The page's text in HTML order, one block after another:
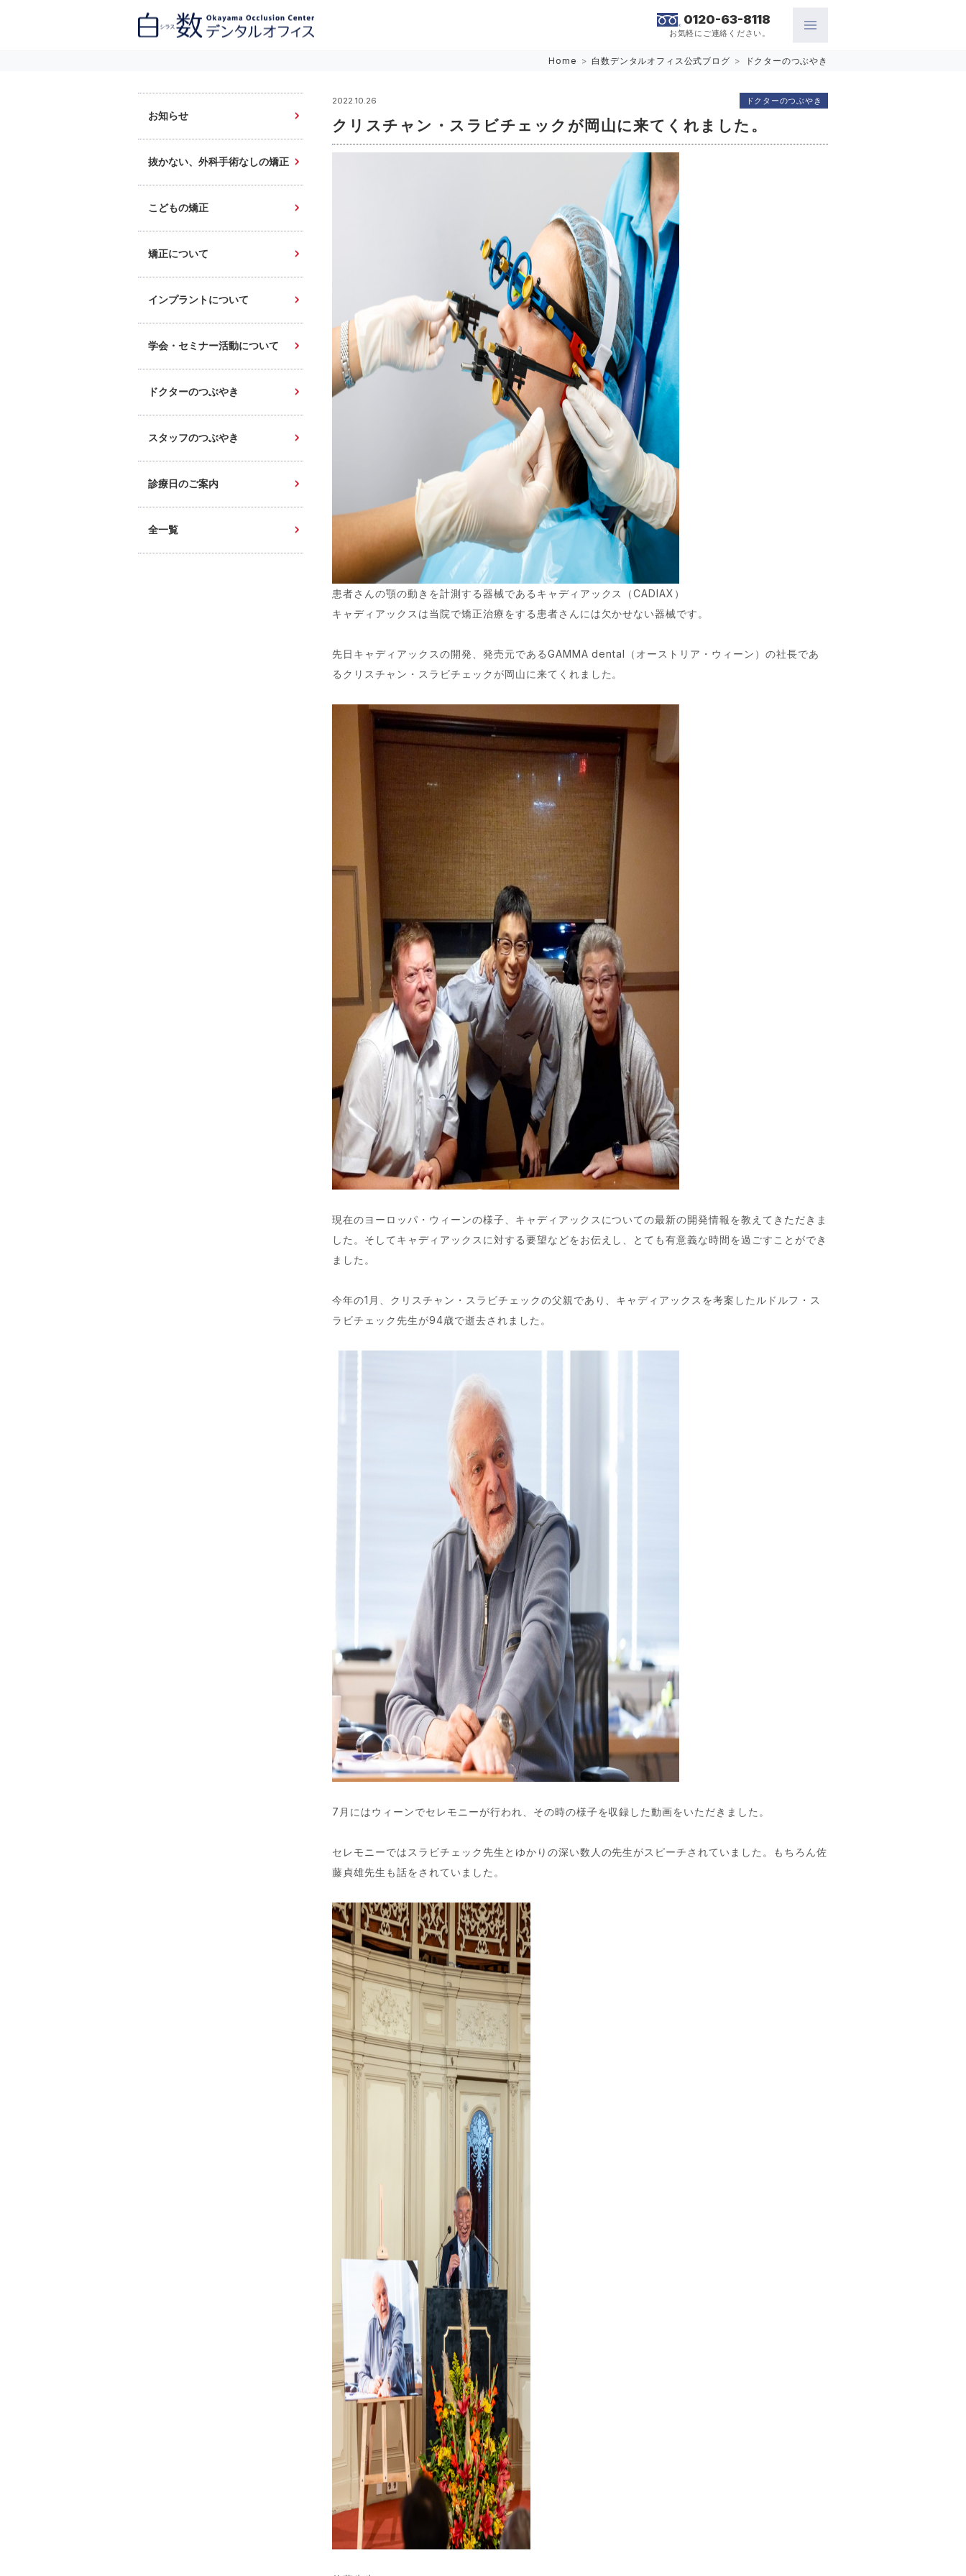
0120-63-8118
お気軽にご連絡ください。
Home > 白数デンタルオフィス公式ブログ > ドクターのつぶやき
2022.10.26
クリスチャン・スラビチェックが岡山に来てくれました。
ドクターのつぶやき
患者さんの顎の動きを計測する器械であるキャディアックス（CADIAX）
キャディアックスは当院で矯正治療をする患者さんには欠かせない器械です。
先日キャディアックスの開発、発売元であるGAMMA dental（オーストリア・ウィーン）の社長であ
るクリスチャン・スラビチェックが岡山に来てくれました。
現在のヨーロッパ・ウィーンの様子、キャディアックスについての最新の開発情報を教えてきただきま
した。そしてキャディアックスに対する要望などをお伝えし、とても有意義な時間を過ごすことができ
ました。
今年の1月、クリスチャン・スラビチェックの父親であり、キャディアックスを考案したルドルフ・ス
ラビチェック先生が94歳で逝去されました。
7月にはウィーンでセレモニーが行われ、その時の様子を収録した動画をいただきました。
セレモニーではスラビチェック先生とゆかりの深い数人の先生がスピーチされていました。もちろん佐
藤貞雄先生も話をされていました。
お知らせ
抜かない、外科手術なしの矯正
こどもの矯正
矯正について
インプラントについて
学会・セミナー活動について
ドクターのつぶやき
スタッフのつぶやき
診療日のご案内
全一覧